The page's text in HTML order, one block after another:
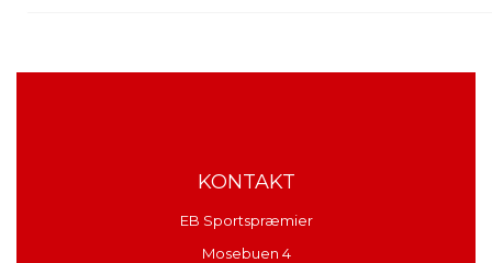
KONTAKT
EB Sportspræmier
Mosebuen 4